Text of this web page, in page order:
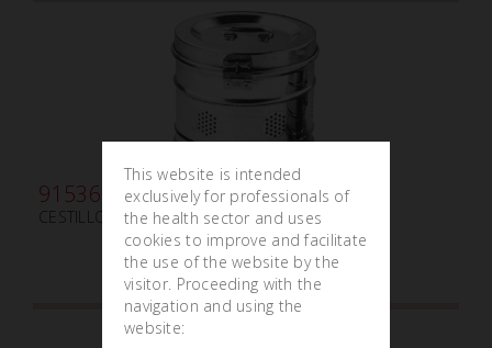
915360
CESTILLO DE ESTERILIZACIÓN N.1
This website is intended
exclusively for professionals of
the health sector and uses
cookies to improve and facilitate
the use of the website by the
visitor. Proceeding with the
navigation and using the
website: